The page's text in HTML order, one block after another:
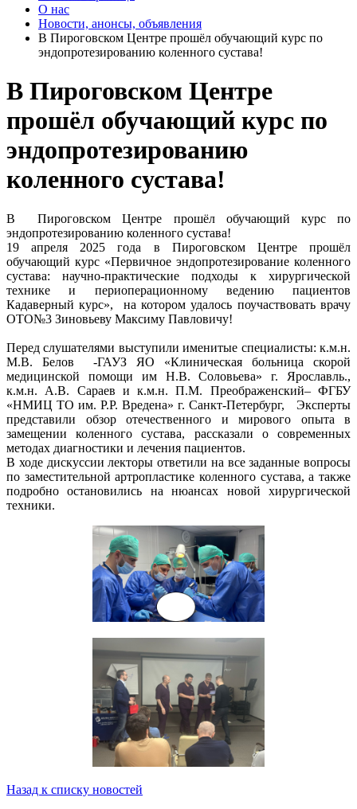
О нас
Новости, анонсы, объявления
В Пироговском Центре прошёл обучающий курс по
эндопротезированию коленного сустава!
В Пироговском Центре
прошёл обучающий курс по
эндопротезированию
коленного сустава!
В Пироговском Центре прошёл обучающий курс по
эндопротезированию коленного сустава!
19 апреля 2025 года в Пироговском Центре прошёл
обучающий курс «Первичное эндопротезирование коленного
сустава: научно-практические подходы к хирургической
технике и периоперационному ведению пациентов
Кадаверный курс», на котором удалось поучаствовать врачу
ОТО№3 Зиновьеву Максиму Павловичу!
Перед слушателями выступили именитые специалисты: к.м.н.
М.В. Белов -ГАУЗ ЯО «Клиническая больница скорой
медицинской помощи им Н.В. Соловьева» г. Ярославль.,
к.м.н. А.В. Сараев и к.м.н. П.М. Преображенский– ФГБУ
«НМИЦ ТО им. Р.Р. Вредена» г. Санкт-Петербург, Эксперты
представили обзор отечественного и мирового опыта в
замещении коленного сустава, рассказали о современных
методах диагностики и лечения пациентов.
В ходе дискуссии лекторы ответили на все заданные вопросы
по заместительной артропластике коленного сустава, а также
подробно остановились на нюансах новой хирургической
техники.
Назад к списку новостей